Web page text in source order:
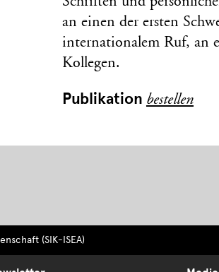
an einen der ersten
internationalem Ruf, an
Kollegen.
Publikation bestellen
(SIK-ISEA)